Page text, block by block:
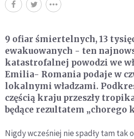
9 ofiar śmiertelnych, 13
ewakuowanych - ten
katastrofalnej powodzi we
Emilia- Romania podaje w
lokalnymi władzami.
częścią kraju przeszły
będące rezultatem „chorego
Nigdy wcześniej nie spadły tam tak